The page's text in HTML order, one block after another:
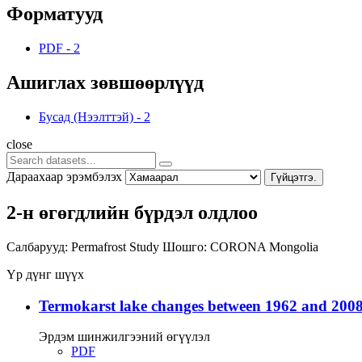
Форматууд
PDF - 2
Ашиглах зөвшөөрлүүд
Бусад (Нээлттэй) - 2
close
Дараахаар эрэмбэлэх Гүйцэтгэ.
2-н өгөгдлийн бүрдэл олдлоо
Салбарууд: Permafrost Study Шошго: CORONA Mongolia
Үр дүнг шүүх
Termokarst lake changes between 1962 and
Эрдэм шинжилгээний өгүүлэл
PDF